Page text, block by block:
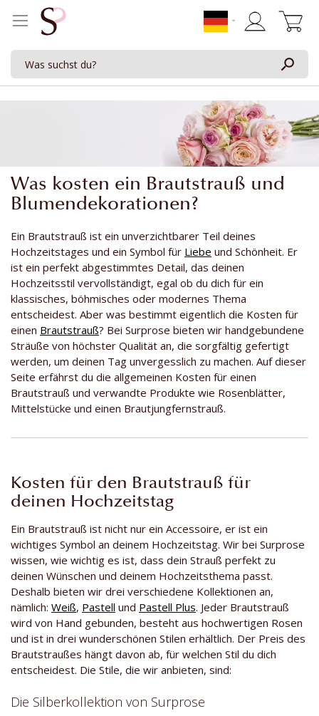
Was kosten ein Brautstrauß und
Blumendekorationen?
Ein Brautstrauß ist ein unverzichtbarer Teil deines
Hochzeitstages und ein Symbol für Liebe und Schönheit. Er
ist ein perfekt abgestimmtes Detail, das deinen
Hochzeitsstil vervollständigt, egal ob du dich für ein
klassisches, böhmisches oder modernes Thema
entscheidest. Aber was bestimmt eigentlich die Kosten für
einen Brautstrauß? Bei Surprose bieten wir handgebundene
Sträuße von höchster Qualität an, die sorgfältig gefertigt
werden, um deinen Tag unvergesslich zu machen. Auf dieser
Seite erfährst du die allgemeinen Kosten für einen
Brautstrauß und verwandte Produkte wie Rosenblätter,
Mittelstücke und einen Brautjungfernstrauß.
Kosten für den Brautstrauß für
deinen Hochzeitstag
Ein Brautstrauß ist nicht nur ein Accessoire, er ist ein
wichtiges Symbol an deinem Hochzeitstag. Wir bei Surprose
wissen, wie wichtig es ist, dass dein Strauß perfekt zu
deinen Wünschen und deinem Hochzeitsthema passt.
Deshalb bieten wir drei verschiedene Kollektionen an,
nämlich: Weiß, Pastell und Pastell Plus. Jeder Brautstrauß
wird von Hand gebunden, besteht aus hochwertigen Rosen
und ist in drei wunderschönen Stilen erhältlich. Der Preis des
Brautstraußes hängt davon ab, für welchen Stil du dich
entscheidest. Die Stile, die wir anbieten, sind:
Die Silberkollektion von Surprose